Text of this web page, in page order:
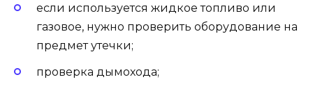
если используется жидкое топливо или
газовое, нужно проверить оборудование на
предмет утечки;
проверка дымохода;